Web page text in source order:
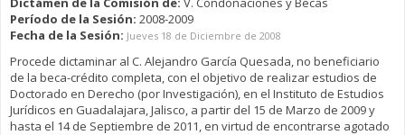
Período de la Sesión: 2008-2009
Fecha de la Sesión: Jueves 18 de Diciembre de 2008
Procede dictaminar al C. Alejandro García Quesada, no beneficiario
de la beca-crédito completa, con el objetivo de realizar estudios de
Doctorado en Derecho (por Investigación), en el Instituto de Estudios
Jurídicos en Guadalajara, Jalisco, a partir del 15 de Marzo de 2009 y
hasta el 14 de Septiembre de 2011, en virtud de encontrarse agotado